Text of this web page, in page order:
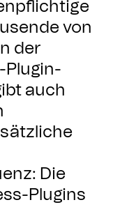
von
der
Plugin-
auch
Die
Plugins